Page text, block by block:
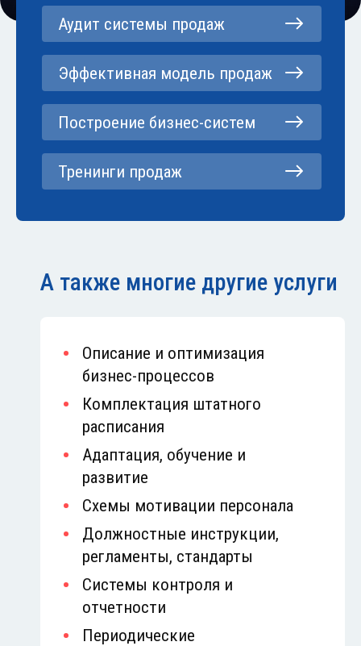
Аудит системы продаж
Эффективная модель продаж
Построение бизнес-систем
Тренинги продаж
А также многие другие услуги
Описание и оптимизация
бизнес-процессов
Комплектация штатного
расписания
Адаптация, обучение и
развитие
Схемы мотивации персонала
Должностные инструкции,
регламенты, стандарты
Системы контроля и
отчетности
Периодические